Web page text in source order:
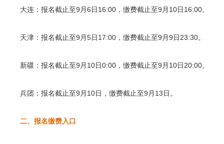
大连：报名截止至9月6日16:00，缴费截止至9月10日16:00。
天津：报名截止至9月5日17:00，缴费截止至9月9日23:30。
新疆：报名截止至9月10日0:00，缴费截止至9月10日20:00。
兵团：报名截止至9月10日，缴费截止至9月13日。
二、报名缴费入口